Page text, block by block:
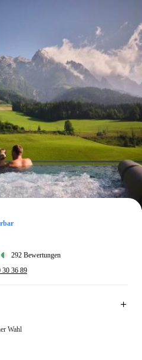
Auf der Karte anzeigen
292 Bewertungen
30 36 89
Wahl